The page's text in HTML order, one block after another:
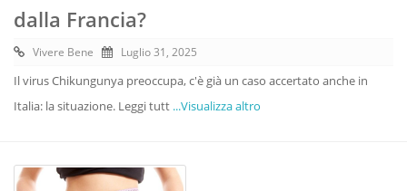
dalla Francia?
Vivere Bene Luglio 31, 2025
Il virus Chikungunya preoccupa, c'è già un caso accertato anche in
Italia: la situazione. Leggi tutt ...Visualizza altro